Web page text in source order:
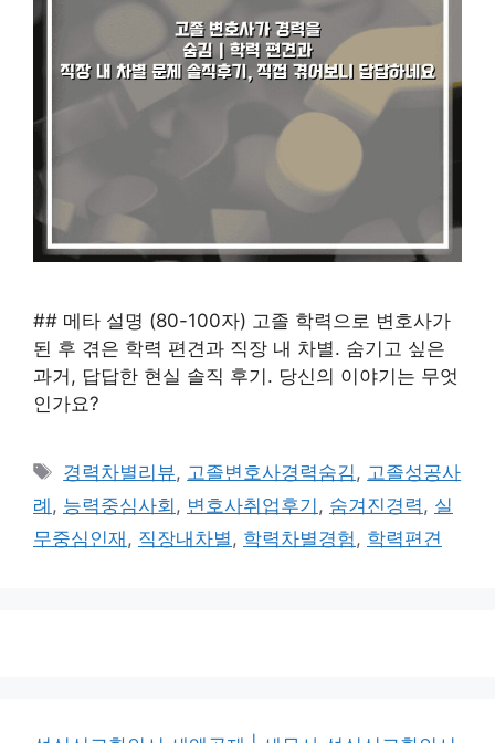
## 메타 설명 (80-100자) 고졸 학력으로 변호사가
된 후 겪은 학력 편견과 직장 내 차별. 숨기고 싶은
과거, 답답한 현실 솔직 후기. 당신의 이야기는 무엇
인가요?
태
그
경력차별리뷰, 고졸변호사경력숨김 , 고졸성공사
례 , 능력중심사회 , 변호사취업후기 , 숨겨진경력 , 실
무중심인재 , 직장내차별 , 학력차별경험 , 학력편견